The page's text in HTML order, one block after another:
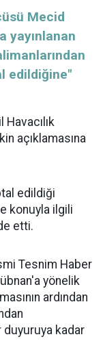
Mecid
yayınlanan
edildiğine"
açıklamasına
edildiği
konuyla ilgili
etti.
Tesnim Haber
yönelik
ardından
kadar